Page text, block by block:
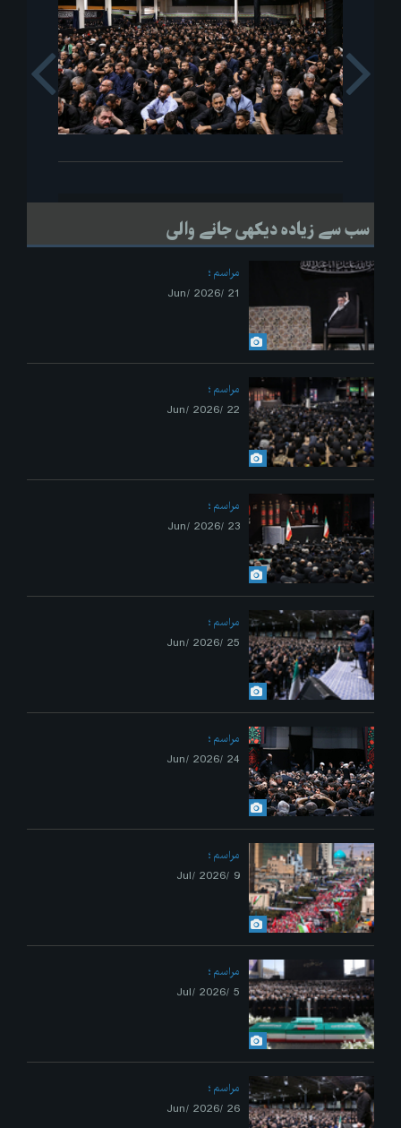
Next
سب سے زیادہ دیکھی جانے والی
مراسم
21 /Jun/ 2026
مراسم
22 /Jun/ 2026
مراسم
23 /Jun/ 2026
مراسم
25 /Jun/ 2026
مراسم
24 /Jun/ 2026
مراسم
9 /Jul/ 2026
مراسم
5 /Jul/ 2026
مراسم
26 /Jun/ 2026